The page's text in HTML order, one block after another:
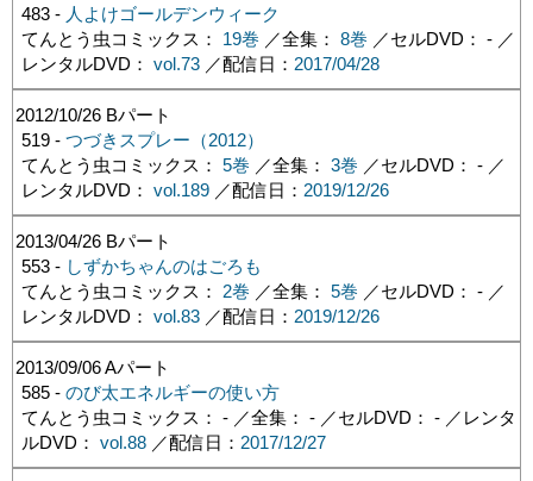
483 - 人よけゴールデンウィーク
てんとう虫コミックス： 19巻 ／全集： 8巻 ／セルDVD： - ／
レンタルDVD： vol.73／配信日： 2017/04/28
2012/10/26 Bパート
519 - つづきスプレー（2012）
てんとう虫コミックス： 5巻 ／全集： 3巻 ／セルDVD： - ／
レンタルDVD： vol.189／配信日： 2019/12/26
2013/04/26 Bパート
553 - しずかちゃんのはごろも
てんとう虫コミックス： 2巻 ／全集： 5巻 ／セルDVD： - ／
レンタルDVD： vol.83／配信日： 2019/12/26
2013/09/06Aパート
585 - のび太エネルギーの使い方
てんとう虫コミックス： - ／全集： - ／セルDVD： - ／レンタ
ルDVD： vol.88／配信日： 2017/12/27